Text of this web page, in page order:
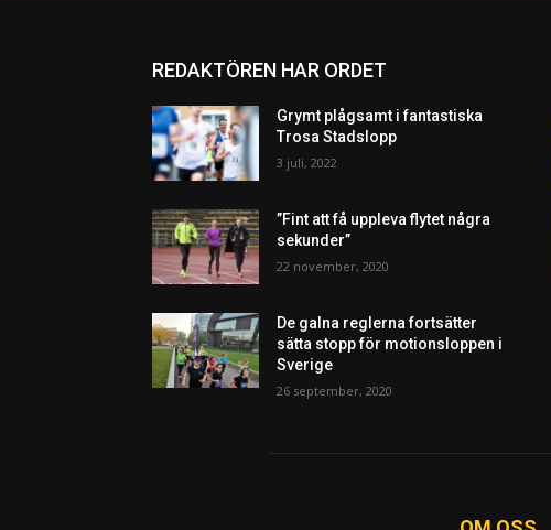
REDAKTÖREN HAR ORDET
Grymt plågsamt i fantastiska
Trosa Stadslopp
3 juli, 2022
”Fint att få uppleva flytet några
sekunder”
22 november, 2020
De galna reglerna fortsätter
sätta stopp för motionsloppen i
Sverige
26 september, 2020